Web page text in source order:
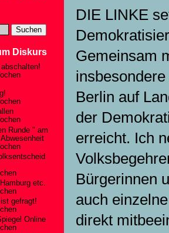
Diskurs
Runde " am
etc.
gefragt!
Online
DIE LINKE
Gemeinsam
Berlin auf
der
erreicht. Ich
Bürgerinnen
auch
direkt